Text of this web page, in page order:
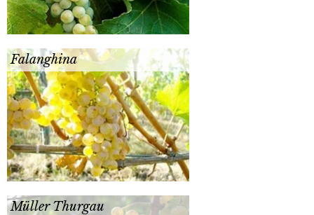
Falanghina
Müller Thurgau